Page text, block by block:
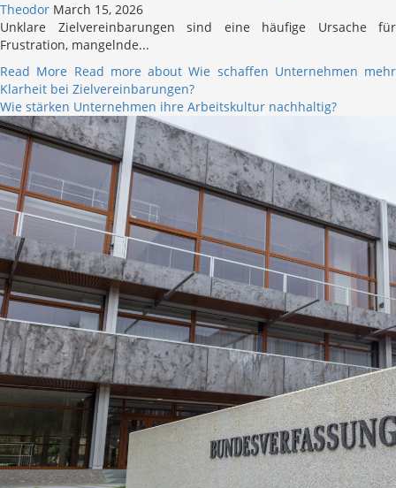
Theodor March 15, 2026
Unklare Zielvereinbarungen sind eine häufige Ursache für
Frustration, mangelnde...
Read More Read more about Wie schaffen Unternehmen mehr
Klarheit bei Zielvereinbarungen?
Wie stärken Unternehmen ihre Arbeitskultur nachhaltig?